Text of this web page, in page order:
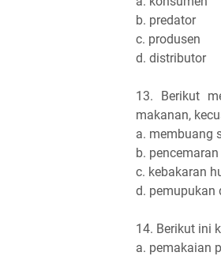
b. predator
c. produsen
d. distributor
13. Berikut
makanan,
a. membuang
b.
c. kebakaran
d. pemupukan
14. Berikut ini
a. pemakaian